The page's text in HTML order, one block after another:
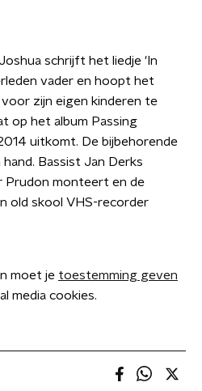
schrijft het liedje 'In
vader en hoopt het
zijn eigen kinderen te
op het album Passing
uitkomt. De bijbehorende
Bassist Jan Derks
Prudon monteert en de
old skool VHS-recorder
moet je toestemming geven
media cookies.